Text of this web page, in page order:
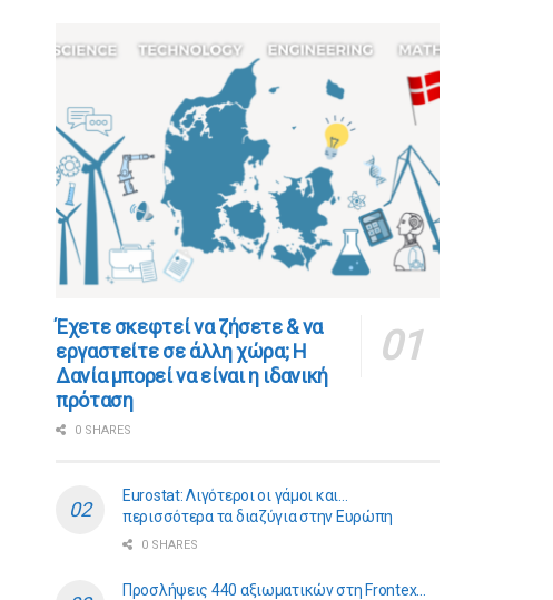
​​Έχετε σκεφτεί να ζήσετε & να
εργαστείτε σε άλλη χώρα; Η
Δανία μπορεί να είναι η ιδανική
πρόταση
0 SHARES
Eurostat: Λιγότεροι οι γάμοι και…
περισσότερα τα διαζύγια στην Ευρώπη
0 SHARES
Προσλήψεις 440 αξιωματικών στη Frontex…